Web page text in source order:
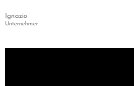
Ignazio
Unternehmer